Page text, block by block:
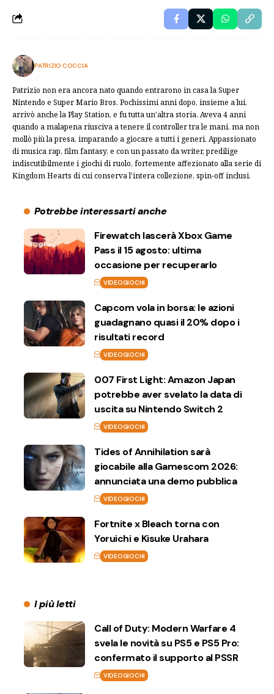
PATRIZIO COCCIA
Patrizio non era ancora nato quando entrarono in casa la Super
Nintendo e Super Mario Bros. Pochissimi anni dopo, insieme a lui,
arrivò anche la Play Station, e fu tutta un'altra storia. Aveva 4 anni
quando a malapena riusciva a tenere il controller tra le mani, ma non
mollò più la presa, imparando a giocare a tutti i generi. Appassionato
di musica rap, film fantasy, e con un passato da writer, predilige
indiscutibilmente i giochi di ruolo, fortemente affezionato alla serie di
Kingdom Hearts di cui conserva l'intera collezione, spin-off inclusi.
Potrebbe interessarti anche
Firewatch lascerà Xbox Game
Pass il 15 agosto: ultima
occasione per recuperarlo
VIDEOGIOCHI
Capcom vola in borsa: le azioni
guadagnano quasi il 20% dopo i
risultati record
VIDEOGIOCHI
007 First Light: Amazon Japan
potrebbe aver svelato la data di
uscita su Nintendo Switch 2
VIDEOGIOCHI
Tides of Annihilation sarà
giocabile alla Gamescom 2026:
annunciata una demo pubblica
VIDEOGIOCHI
Fortnite x Bleach torna con
Yoruichi e Kisuke Urahara
VIDEOGIOCHI
I più letti
Call of Duty: Modern Warfare 4
svela le novità su PS5 e PS5 Pro:
confermato il supporto al PSSR
VIDEOGIOCHI